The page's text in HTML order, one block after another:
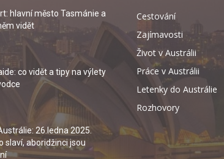
hlavní město Tasmánie a
vidět
co vidět a tipy na výlety
26.ledna 2025.
slaví, aboridžinci jsou
Cestování
Zajímavosti
Život v Austrálii
Práce v Austrálii
Letenky do Austrálie
Rozhovory